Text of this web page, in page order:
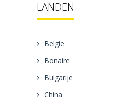
LANDEN
Belgie
Bonaire
Bulgarije
China